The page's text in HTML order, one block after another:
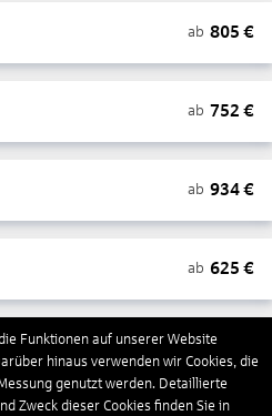
ab 805 €
ab 752 €
ab 934€
ab 625 €
ab 1.067
Funktionen auf unserer Website
hinaus verwenden wir Cookies, die
genutzt werden. Detaillierte
Zweck dieser Cookies finden Sie in